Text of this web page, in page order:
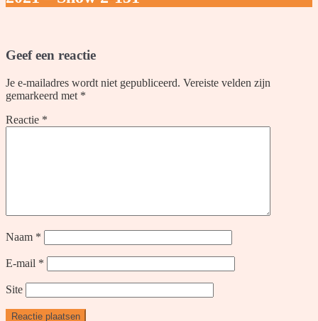
Geef een reactie
Je e-mailadres wordt niet gepubliceerd. Vereiste velden zijn
gemarkeerd met *
Reactie *
Naam *
E-mail *
Site